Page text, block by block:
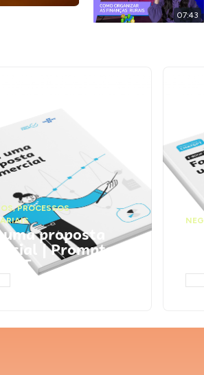
07:43
,PROCESSOS
uma proposta
| Prompts